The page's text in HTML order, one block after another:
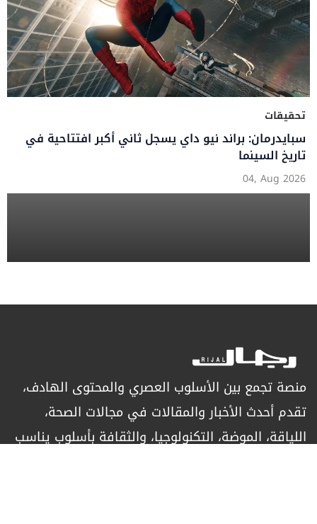
تحقيقات
سبايدرمان: براند نيو داي يسجل ثاني أكبر افتتاحية في
تاريخ السينما
04, Aug 2026
منصة تجمع بين الأسلوب العصري والمحتوى الهادف،
تقدم أحدث الأخبار والمقالات في مجالات الصحة،
اللياقة، الموضة، التكنولوجيا، والثقافة بأسلوب يناسب